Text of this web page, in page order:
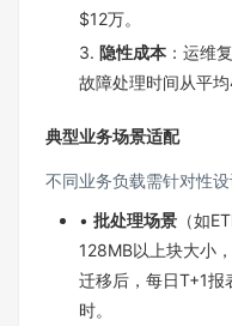
$12万。
3. 隐性成本 ：运维
故障处理时间从平
典型业务场景适配
不同业务负载需针对性设
• 批处理场景 （如
128MB以上块大小
迁移后，每日T+1
时。